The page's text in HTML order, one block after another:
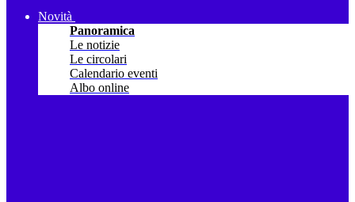
Novità
Panoramica
Le notizie
Le circolari
Calendario eventi
Albo online